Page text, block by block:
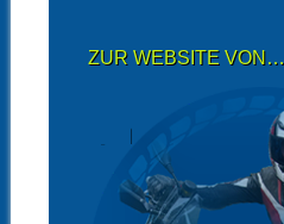
ZUR WEBSITE VON…